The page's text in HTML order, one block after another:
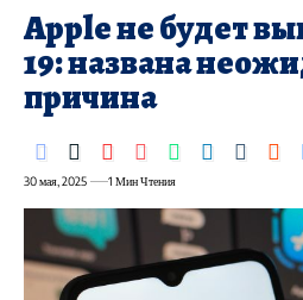
Apple не будет
19: названа
причина
30 мая, 2025 1 Мин Чтения